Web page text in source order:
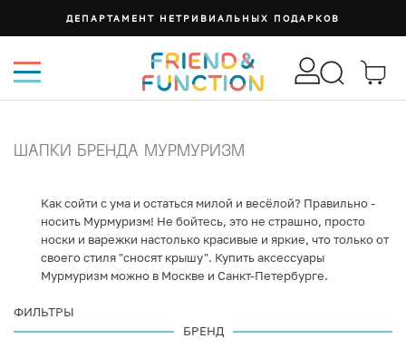
ДЕПАРТАМЕНТ НЕТРИВИАЛЬНЫХ ПОДАРКОВ
ШАПКИ БРЕНДА МУРМУРИЗМ
Как сойти с ума и остаться милой и весёлой? Правильно -
носить Мурмуризм! Не бойтесь, это не страшно, просто
носки и варежки настолько красивые и яркие, что только от
своего стиля "сносят крышу". Купить аксессуары
Мурмуризм можно в Москве и Санкт-Петербурге.
ФИЛЬТРЫ
БРЕНД